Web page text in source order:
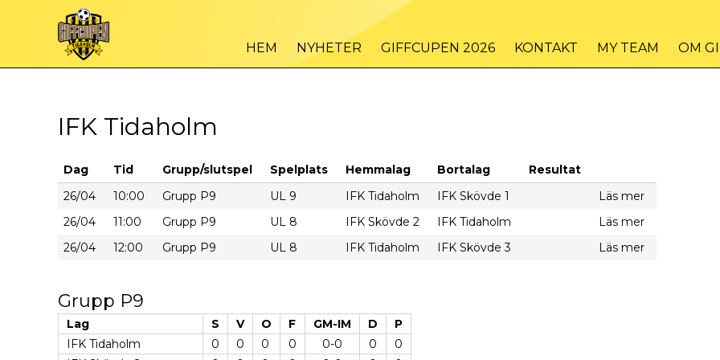
HEM NYHETER GIFFCUPEN 2026 KONTAKT MY TEAM OM
IFK Tidaholm
Dag Tid Grupp/slutspel Spelplats Hemmalag Bortalag
Resultat
26/04
10:00 Grupp P9 UL 9 IFK Tidaholm IFK Skövde 1
Läs mer
26/04
11:00 Grupp P9 UL 8 IFK Skövde 2 IFK Tidaholm
Läs mer
26/04
12:00 Grupp P9 UL 8 IFK Tidaholm IFK Skövde 3 Läs mer
Grupp P9
Lag S V O F GM-IM D
P
IFK Tidaholm
0 0 0 0 0-0 0
0